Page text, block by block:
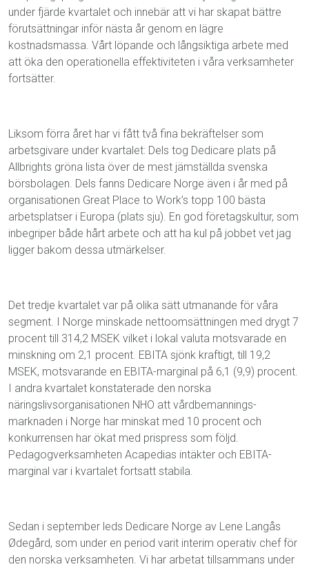
under fjärde kvartalet och innebär att vi har skapat bättre
förutsättningar inför nästa år genom en lägre
kostnadsmassa. Vårt löpande och långsiktiga arbete med
att öka den operationella effektiviteten i våra verksamheter
fortsätter.
Liksom förra året har vi fått två fina bekräftelser som
arbetsgivare under kvartalet: Dels tog Dedicare plats på
Allbrights gröna lista över de mest jämställda svenska
börsbolagen. Dels fanns Dedicare Norge även i år med på
organisationen Great Place to Work’s topp 100 bästa
arbetsplatser i Europa (plats sju). En god företagskultur, som
inbegriper både hårt arbete och att ha kul på jobbet vet jag
ligger bakom dessa utmärkelser.
Det tredje kvartalet var på olika sätt utmanande för våra
segment. I Norge minskade nettoomsättningen med drygt 7
procent till 314,2 MSEK vilket i lokal valuta motsvarade en
minskning om 2,1 procent. EBITA sjönk kraftigt, till 19,2
MSEK, motsvarande en EBITA-marginal på 6,1 (9,9) procent.
I andra kvartalet konstaterade den norska
näringslivsorganisationen NHO att vårdbemannings-
marknaden i Norge har minskat med 10 procent och
konkurrensen har ökat med prispress som följd.
Pedagogverksamheten Acapedias intäkter och EBITA-
marginal var i kvartalet fortsatt stabila.
Sedan i september leds Dedicare Norge av Lene Langås
Ødegård, som under en period varit interim operativ chef för
den norska verksamheten. Vi har arbetat tillsammans under